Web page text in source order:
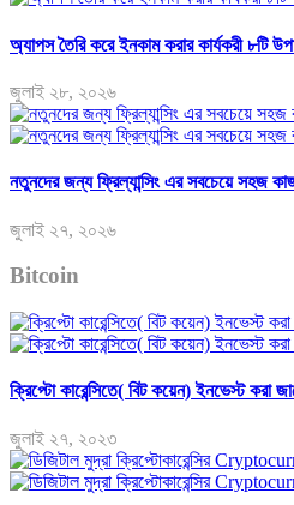
অ্যাপস তৈরি করে ইনকাম করার কার্যকরী ৮টি
জুলাই ২৮, ২০২৬
নতুনদের জন্য ফ্রিল্যান্সিং এর সবচেয়ে সহজ
জুলাই ২৭, ২০২৬
Bitcoin
ক্রিপ্টো কারেন্সিতে( বিট কয়েন) ইনভেস্ট করা
জুলাই ২৭, ২০২৩